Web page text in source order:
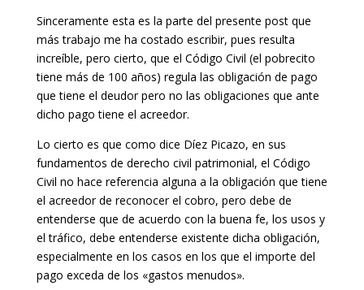
Sinceramente esta es la parte del presente post que
más trabajo me ha costado escribir, pues resulta
increíble, pero cierto, que el Código Civil (el pobrecito
tiene más de 100 años) regula las obligación de pago
que tiene el deudor pero no las obligaciones que ante
dicho pago tiene el acreedor.
Lo cierto es que como dice Díez Picazo, en sus
fundamentos de derecho civil patrimonial, el Código
Civil no hace referencia alguna a la obligación que tiene
el acreedor de reconocer el cobro, pero debe de
entenderse que de acuerdo con la buena fe, los usos y
el tráfico, debe entenderse existente dicha obligación,
especialmente en los casos en los que el importe del
pago exceda de los «gastos menudos».